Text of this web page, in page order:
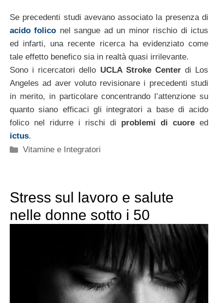
Se precedenti studi avevano associato la presenza di
acido folico nel sangue ad un minor rischio di ictus
ed infarti, una recente ricerca ha evidenziato come
tale effetto benefico sia in realtà quasi irrilevante.
Sono i ricercatori dello UCLA Stroke Centerdi Los
Angeles ad aver voluto revisionare i precedenti studi
in merito, in particolare concentrando l’attenzione su
quanto siano efficaci gli integratori a base di acido
folico nel ridurre i rischi di problemi di cuore ed
ictus.
Categorie
Vitamine e Integratori
Stress sul lavoro e salute
nelle donne sotto i 50